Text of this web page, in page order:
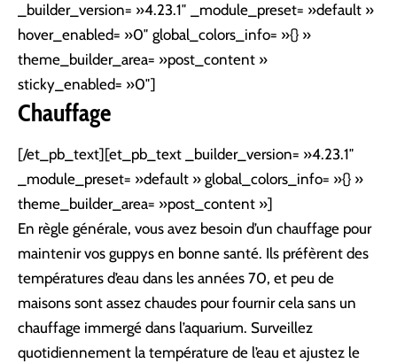
_builder_version= »4.23.1″ _module_preset= »default »
hover_enabled= »0″ global_colors_info= »{} »
theme_builder_area= »post_content »
sticky_enabled= »0″]
Chauffage
[/et_pb_text][et_pb_text _builder_version= »4.23.1″
_module_preset= »default » global_colors_info= »{} »
theme_builder_area= »post_content »]
En règle générale, vous avez besoin d’un chauffage pour
maintenir vos guppys en bonne santé. Ils préfèrent des
températures d’eau dans les années 70, et peu de
maisons sont assez chaudes pour fournir cela sans un
chauffage immergé dans l’aquarium. Surveillez
quotidiennement la température de l’eau et ajustez le